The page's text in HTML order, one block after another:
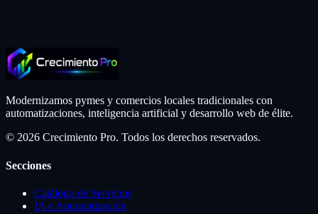
Modernizamos pymes y comercios locales tradicionales con
automatizaciones, inteligencia artificial y desarrollo web de élite.
© 2026 Crecimiento Pro. Todos los derechos reservados.
Secciones
Catálogo de Servicios
IA e Automatización